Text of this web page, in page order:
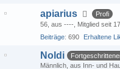
apiarius
Profi
56 aus ----
Mitglied seit
Beiträge 690 Erhaltene
Noldi
Männlich aus Inn- und